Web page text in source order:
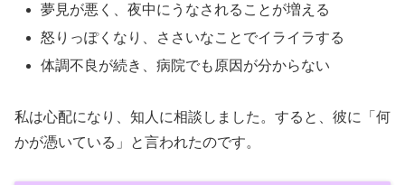
夢見が悪く、夜中にうなされることが増える
怒りっぽくなり、ささいなことでイライラする
体調不良が続き、病院でも原因が分からない
私は心配になり、知人に相談しました。すると、彼に「何
かが憑いている」と言われたのです。